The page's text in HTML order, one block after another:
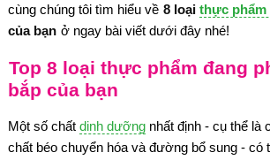
cùng chúng tôi tìm hiểu về 8 loại thực phẩm
của bạn ở ngay bài viết dưới đây nhé!
Top 8 loại thực phẩm đang
bắp của bạn
Một số chất dinh dưỡng nhất định - cụ thể là
chất béo chuyển hóa và đường bổ sung - có